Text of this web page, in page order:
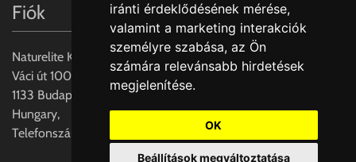
iránti érdeklődésének mérése,
valamint a marketing interakciók
személyre szabása, az Ön
számára relevánsabb hirdetések
megjelenítése.
OK
Beállítások megváltoztatása
A szállításkor a tehergépjármű megállását, parkolási díj esetén
annak rakodás ideig való parkolási költségét és rakodásának
feltételét a vásárlónak biztosítani kell!
Fontos tudnivaló:
A szállított árut a szállítólevél és a csomagoláson található
kódok alapján át kell venni, mennyiségükről meg kell
Naturelite Kft,
Váci út 100.,
1133 Budapest,
Hungary,
Telefonszám: +(36) 70-427-3837
Fiók